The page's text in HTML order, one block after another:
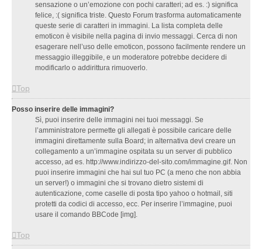
sensazione o un’emozione con pochi caratteri; ad es. :) significa
felice, :( significa triste. Questo Forum trasforma automaticamente
queste serie di caratteri in immagini. La lista completa delle
emoticon è visibile nella pagina di invio messaggi. Cerca di non
esagerare nell’uso delle emoticon, possono facilmente rendere un
messaggio illeggibile, e un moderatore potrebbe decidere di
modificarlo o addirittura rimuoverlo.
Top
Posso inserire delle immagini?
Sì, puoi inserire delle immagini nei tuoi messaggi. Se
l’amministratore permette gli allegati è possibile caricare delle
immagini direttamente sulla Board; in alternativa devi creare un
collegamento a un’immagine ospitata su un server di pubblico
accesso, ad es. http://www.indirizzo-del-sito.com/immagine.gif. Non
puoi inserire immagini che hai sul tuo PC (a meno che non abbia
un server!) o immagini che si trovano dietro sistemi di
autenticazione, come caselle di posta tipo yahoo o hotmail, siti
protetti da codici di accesso, ecc. Per inserire l’immagine, puoi
usare il comando BBCode [img].
Top